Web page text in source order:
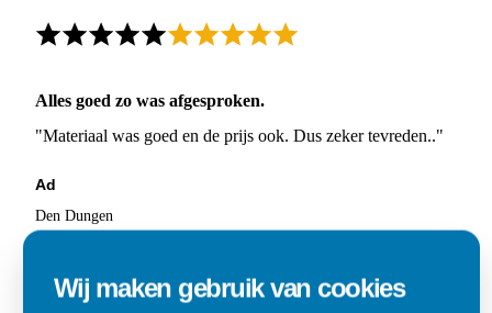
Alles goed zo was afgesproken.
"Materiaal was goed en de prijs ook. Dus zeker tevreden.."
Ad
Den Dungen
Wij maken gebruik van cookies